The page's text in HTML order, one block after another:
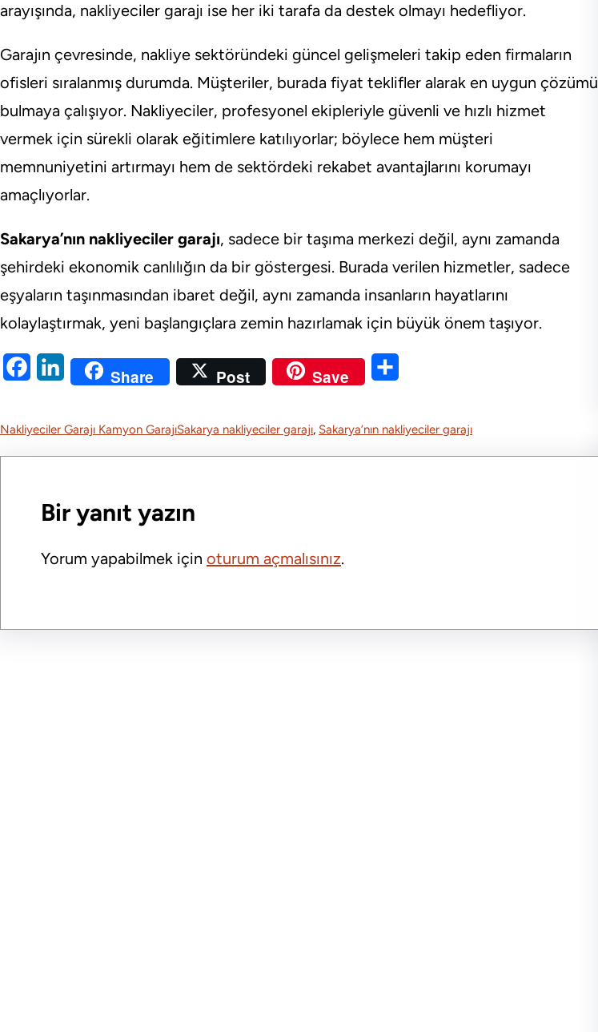
arayışında, nakliyeciler garajı ise her iki tarafa da destek olmayı hedefliyor.
Garajın çevresinde, nakliye sektöründeki güncel gelişmeleri takip eden firmaların
ofisleri sıralanmış durumda. Müşteriler, burada fiyat teklifler alarak en uygun çözümü
bulmaya çalışıyor. Nakliyeciler, profesyonel ekipleriyle güvenli ve hızlı hizmet
vermek için sürekli olarak eğitimlere katılıyorlar; böylece hem müşteri
memnuniyetini artırmayı hem de sektördeki rekabet avantajlarını korumayı
amaçlıyorlar.
Sakarya’nın nakliyeciler garajı, sadece bir taşıma merkezi değil, aynı zamanda
şehirdeki ekonomik canlılığın da bir göstergesi. Burada verilen hizmetler, sadece
eşyaların taşınmasından ibaret değil, aynı zamanda insanların hayatlarını
kolaylaştırmak, yeni başlangıçlara zemin hazırlamak için büyük önem taşıyor.
n
n
Share Post Save
a
Nakliyeciler Garajı Kamyon GarajıSakarya nakliyeciler garajı, Sakarya’nın nakliyeciler garajı
Bir yanıt yazın
Yorum yapabilmek için oturum açmalısınız.